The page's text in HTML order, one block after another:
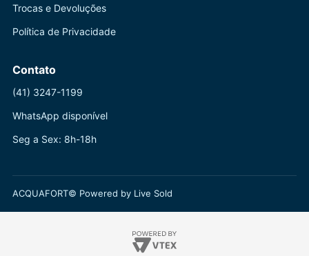
Trocas e Devoluções
Política de Privacidade
Contato
(41) 3247-1199
WhatsApp disponível
Seg a Sex: 8h-18h
ACQUAFORT© Powered by Live Sold